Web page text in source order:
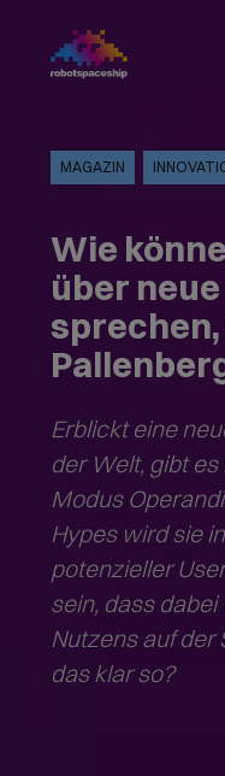
MAGAZIN
Wie
über
Erblickt eine
der Welt, gibt
Modus
Hypes wird sie
potenzieller
sein, dass
Nutzens auf der
das klar so?